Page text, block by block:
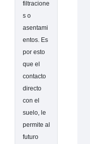
filtracione
s o
asentami
entos. Es
por esto
que el
contacto
directo
con el
suelo, le
permite al
futuro